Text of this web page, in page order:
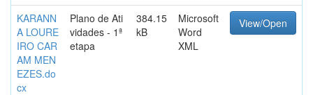
KARANN
A LOURE
IRO CAR
AM MEN
EZES.do
cx
Plano de Ati
vidades - 1ª
etapa
384.15
kB
Microsoft
Word
XML
View/Open